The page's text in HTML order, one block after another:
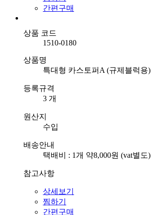
간편구매
상품 코드
1510-0180
상품명
특대형 카스토퍼A (규제블럭용)
등록규격
3 개
원산지
수입
배송안내
택배비 : 1개 약8,000원 (vat별도)
참고사항
상세보기
찜하기
간편구매